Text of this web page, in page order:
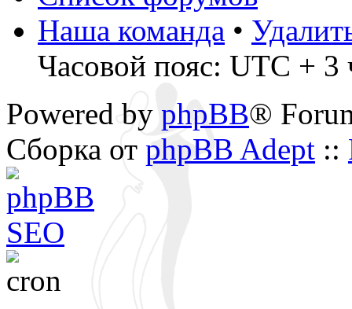
Наша команда •
Часовой пояс: UTC + 3
Powered by phpBB®
Сборка от phpBB Adept ::